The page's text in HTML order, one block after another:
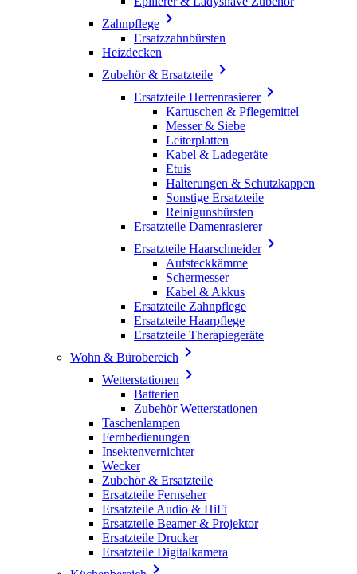
Zahnpflege 
Ersatzzahnbürsten
Heizdecken
Zubehör & Ersatzteile 
Ersatzteile Herrenrasierer
Kartuschen & Pflegemittel
Messer & Siebe
Leiterplatten
Kabel & Ladegeräte
Etuis
Halterungen & Schutzkappen
Sonstige Ersatzteile
Reinigunsbürsten
Ersatzteile Damenrasierer
Ersatzteile Haarschneider
Aufsteckkämme
Schermesser
Kabel & Akkus
Ersatzteile Zahnpflege
Ersatzteile Haarpflege
Ersatzteile Therapiegeräte
Wohn & Bürobereich 
Wetterstationen 
Batterien
Zubehör Wetterstationen
Taschenlampen
Fernbedienungen
Insektenvernichter
Wecker
Zubehör & Ersatzteile
Ersatzteile Fernseher
Ersatzteile Audio & HiFi
Ersatzteile Beamer & Projektor
Ersatzteile Drucker
Ersatzteile Digitalkamera
